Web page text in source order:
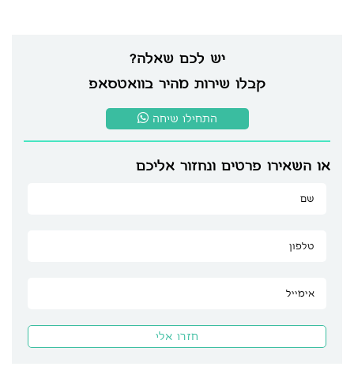
יש לכם שאלה?
קבלו שירות מהיר בוואטסאפ
התחילו שיחה
או השאירו פרטים ונחזור אליכם